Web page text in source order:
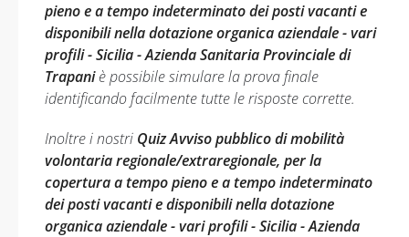
pieno e a tempo indeterminato dei posti vacanti e
disponibili nella dotazione organica aziendale - vari
profili - Sicilia - Azienda Sanitaria Provinciale di
Trapaniè possibile simulare la prova finale
identificando facilmente tutte le risposte corrette.
Inoltre i nostri Quiz Avviso pubblico di mobilità
volontaria regionale/extraregionale, per la
copertura a tempo pieno e a tempo indeterminato
dei posti vacanti e disponibili nella dotazione
organica aziendale - vari profili - Sicilia - Azienda